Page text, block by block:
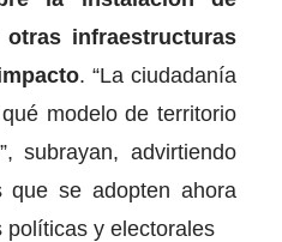
infraestructuras
. “La ciudadanía
modelo de territorio
subrayan, advirtiendo
que se adopten ahora
políticas y electorales